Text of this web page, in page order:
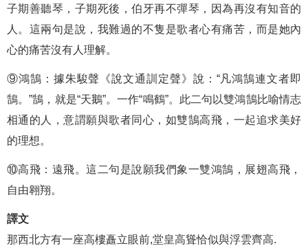
子期善聽琴，子期死後，伯牙再不彈琴，因為再沒有知音的
人。這兩句是說，我難過的不隻是歌者心有痛苦，而是她內
心的痛苦沒有人理解。
⑨鴻鵠：據朱駿聲《說文通訓定聲》說：“凡鴻鵠連文者即
鵠。”鵠，就是“天鵝”。一作“鳴鶴”。此二句以雙鴻鵠比喻情志
相通的人，意謂願與歌者同心，如雙鵠高飛，一起追求美好
的理想。
⑩高飛：遠飛。這二句是說願我們象一雙鴻鵠，展翅高飛，
自由翱翔。
譯文
那西北方有一座高樓矗立眼前,堂皇高聳恰似與浮雲齊高.